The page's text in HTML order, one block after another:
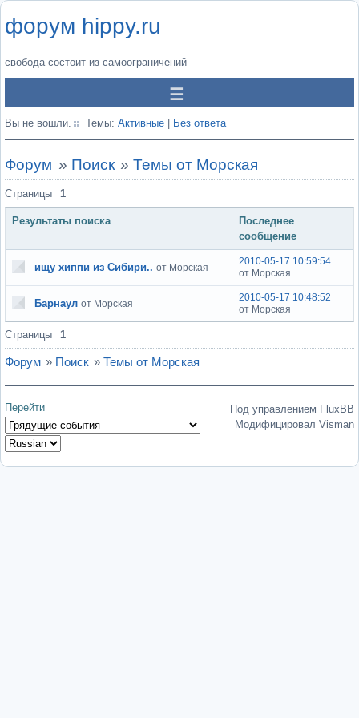
форум hippy.ru
свобода состоит из самоограничений
Вы не вошли. Темы: Активные Без ответа
Форум » Поиск »Темы от Морская
Страницы 1
Результаты поиска
Последнее
сообщение
ищу хиппи из Сибири.. от Морская
2010-05-17 10:59:54
от Морская
Барнаул от Морская
2010-05-17 10:48:52
от Морская
Страницы 1
Форум » Поиск » Темы от Морская
Перейти
Под управлением FluxBB
Модифицировал Visman